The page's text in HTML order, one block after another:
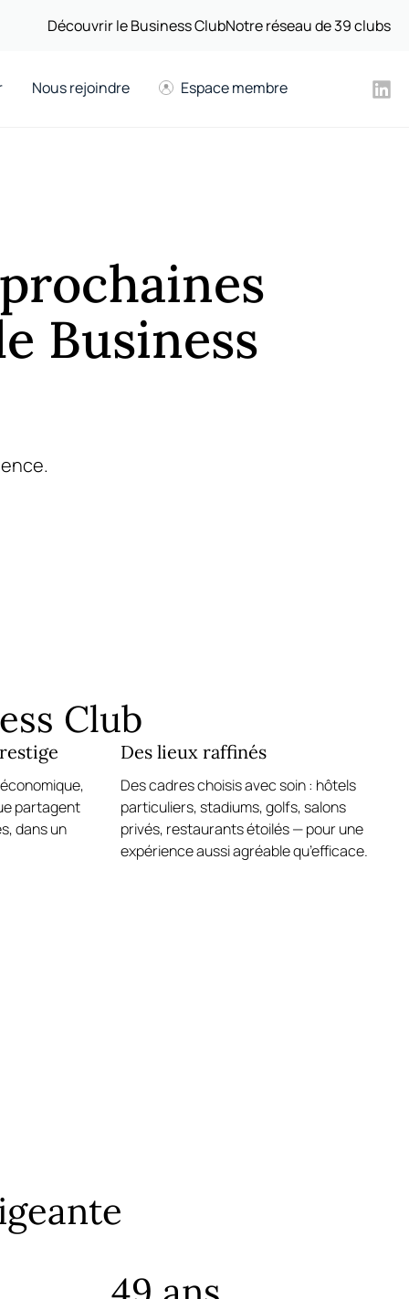
Découvrir le Business ClubNotre réseau de 39 clubs
Nous rejoindre Espace membre
Business
Club
partagent
dans un
Des lieux raffinés
Des cadres choisis avec soin : hôtels
particuliers, stadiums, golfs, salons
privés, restaurants étoilés — pour une
expérience aussi agréable qu’efficace.